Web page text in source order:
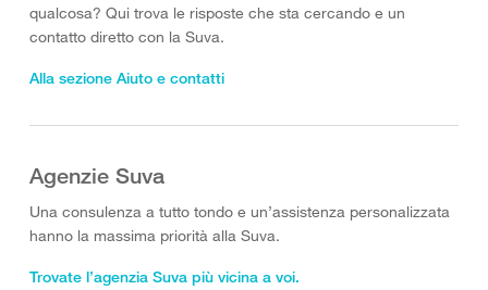
qualcosa? Qui trova le risposte che sta cercando e un
contatto diretto con la Suva.
Alla sezione Aiuto e contatti
Agenzie Suva
Una consulenza a tutto tondo e un’assistenza personalizzata
hanno la massima priorità alla Suva.
Trovate l’agenzia Suva più vicina a voi.